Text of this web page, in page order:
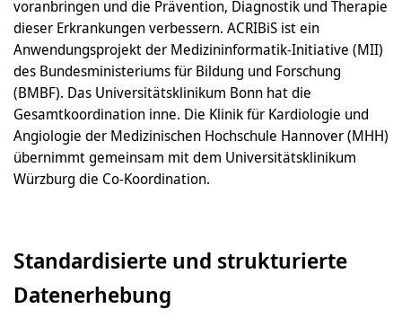
voranbringen und die Prävention, Diagnostik und Therapie
dieser Erkrankungen verbessern. ACRIBiS ist ein
Anwendungsprojekt der Medizininformatik-Initiative (MII)
des Bundesministeriums für Bildung und Forschung
(BMBF). Das Universitätsklinikum Bonn hat die
Gesamtkoordination inne. Die Klinik für Kardiologie und
Angiologie der Medizinischen Hochschule Hannover (MHH)
übernimmt gemeinsam mit dem Universitätsklinikum
Würzburg die Co-Koordination.
Standardisierte und strukturierte
Datenerhebung